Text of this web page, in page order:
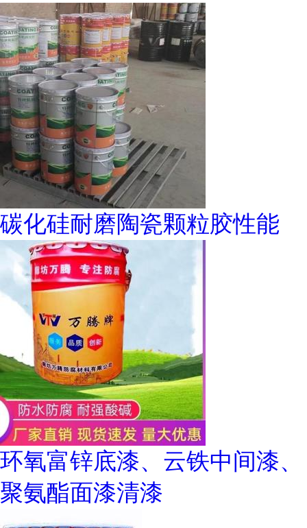
碳化硅耐磨陶瓷颗粒胶性能
环氧富锌底漆、云铁中间漆、
聚氨酯面漆清漆